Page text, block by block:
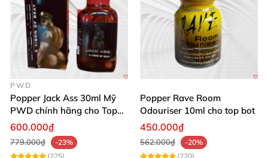
PWD
Popper Jack Ass 30ml Mỹ
PWD chính hãng cho Top
Bot
600.000₫
779.000₫
-23%
(225)
Popper Rave Room
Odouriser 10ml cho top bot
450.000₫
562.000₫
-20%
(220)